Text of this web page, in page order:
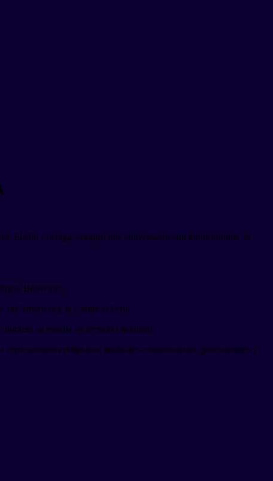
Eladio Loizaga, aseguró que conversarán con todos durante su
Benavides.
las Américas y el Caribe al Perú.
su estadía en territorio nacional.
religiosos, sindicales, empresariales, profesionales y